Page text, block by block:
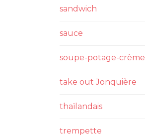
sandwich
sauce
soupe-potage-crème
take out Jonquière
thaïlandais
trempette